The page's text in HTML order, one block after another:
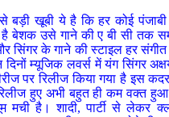
बड़ी खूबी ये है कि हर कोई पंजाबी
बेशक उसे गाने की ए बी सी तक
सिंगर के गाने की स्टाइल हर संगीत
दिनों म्यूजिक लवर्स में यंग सिंगर
पर रिलीज किया गया है इस
हुए अभी बहुत ही कम वक्त
मची है। शादी, पार्टी से लेकर